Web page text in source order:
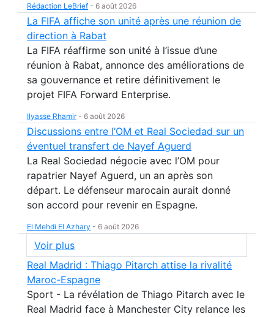
Rédaction LeBrief - 6 août 2026
La FIFA affiche son unité après une réunion de
direction à Rabat
La FIFA réaffirme son unité à l’issue d’une
réunion à Rabat, annonce des améliorations de
sa gouvernance et retire définitivement le
projet FIFA Forward Enterprise.
Ilyasse Rhamir- 6 août 2026
Discussions entre l’OM et Real Sociedad sur un
éventuel transfert de Nayef Aguerd
La Real Sociedad négocie avec l’OM pour
rapatrier Nayef Aguerd, un an après son
départ. Le défenseur marocain aurait donné
son accord pour revenir en Espagne.
El Mehdi El Azhary - 6 août 2026
Voir plus
Real Madrid : Thiago Pitarch attise la rivalité
Maroc-Espagne
Sport - La révélation de Thiago Pitarch avec le
Real Madrid face à Manchester City relance les